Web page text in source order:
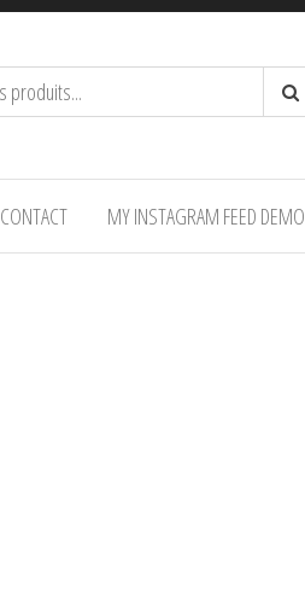
CONTACT MY INSTAGRAM FEED DEMO